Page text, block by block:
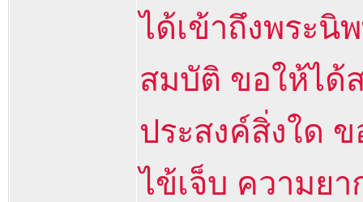
ได้เข้าถึงพระ
สมบัติ ขอให้ได้
ประสงค์สิ่งใด
ไข้เจ็บ ความย